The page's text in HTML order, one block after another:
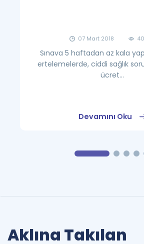
07 Mart 2018
Sınava 5 haftadan az kala
ertelemelerde, ciddi sağlık
ücret...
Devamını Oku
Aklına Takılan